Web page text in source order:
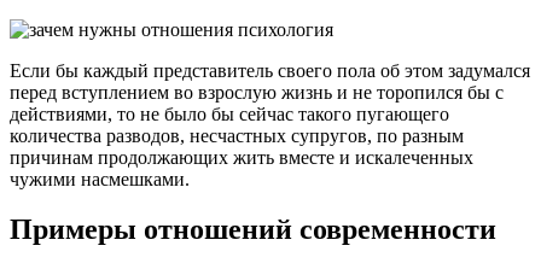
Если бы каждый представитель своего пола об этом задумался
перед вступлением во взрослую жизнь и не торопился бы с
действиями, то не было бы сейчас такого пугающего
количества разводов, несчастных супругов, по разным
причинам продолжающих жить вместе и искалеченных
чужими насмешками.
Примеры отношений современности